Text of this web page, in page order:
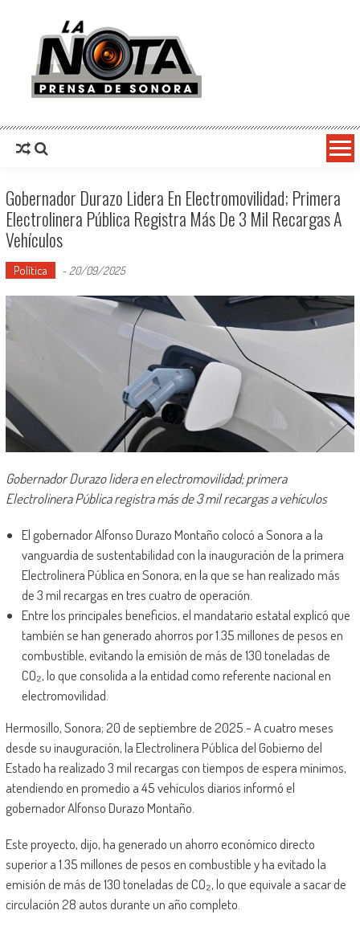
La Nota Prensa De Sonora
Gobernador Durazo Lidera En Electromovilidad; Primera
Electrolinera Pública Registra Más De 3 Mil Recargas A
Vehículos
Política - 20/09/2025
Gobernador Durazo lidera en electromovilidad; primera
Electrolinera Pública registra más de 3 mil recargas a vehículos
El gobernador Alfonso Durazo Montaño colocó a Sonora a la
vanguardia de sustentabilidad con la inauguración de la primera
Electrolinera Pública en Sonora, en la que se han realizado más
de 3 mil recargas en tres cuatro de operación.
Entre los principales beneficios, el mandatario estatal explicó que
también se han generado ahorros por 1.35 millones de pesos en
combustible, evitando la emisión de más de 130 toneladas de
CO₂, lo que consolida a la entidad como referente nacional en
electromovilidad.
Hermosillo, Sonora; 20 de septiembre de 2025.- A cuatro meses
desde su inauguración, la Electrolinera Pública del Gobierno del
Estado ha realizado 3 mil recargas con tiempos de espera mínimos,
atendiendo en promedio a 45 vehículos diarios informó el
gobernador Alfonso Durazo Montaño.
Este proyecto, dijo, ha generado un ahorro económico directo
superior a 1.35 millones de pesos en combustible y ha evitado la
emisión de más de 130 toneladas de CO₂, lo que equivale a sacar de
circulación 28 autos durante un año completo.